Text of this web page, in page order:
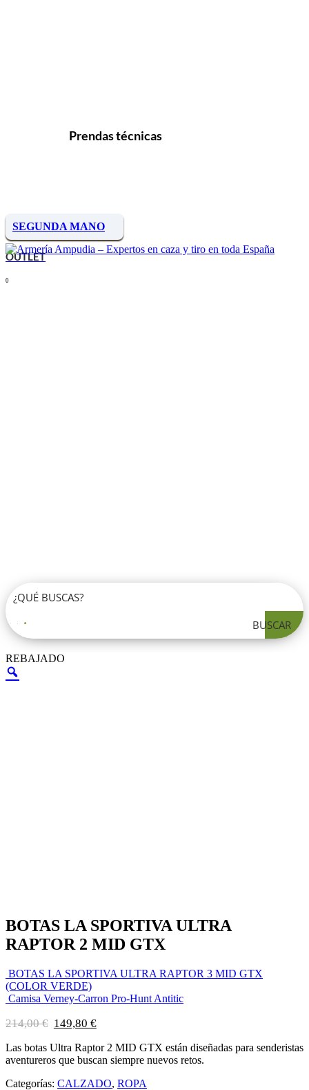
Prendas técnicas
SEGUNDA MANO
OUTLET
0
BUSCAR
REBAJADO
BOTAS LA SPORTIVA ULTRA
RAPTOR 2 MID GTX
BOTAS LA SPORTIVA ULTRA RAPTOR 3 MID GTX
(COLOR VERDE)
Camisa Verney-Carron Pro-Hunt Antitic
214,00€ El
original
era:
149,80 €El
actual
es:
Las botas Ultra Raptor 2 MID GTX están diseñadas para senderistas
aventureros que buscan siempre nuevos retos.
Categorías: CALZADO, ROPA